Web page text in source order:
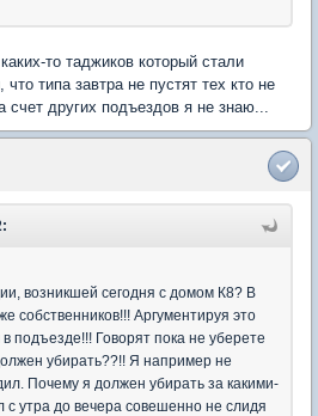
то таджиков который стали
типа завтра не пустят тех кто не
других подъездов я не знаю...
возникшей сегодня с домом К8? В
собственников!!! Аргументируя это
подъезде!!! Говорят пока не уберете
убирать??!! Я например не
Почему я должен убирать за какими-
с утра до вечера совешенно не слидя